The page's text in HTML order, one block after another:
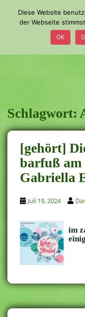
a
i
n
c
o
n
t
e
n
t
Schlagwort:
[gehört]
barfuß am
Gabriella
Juli 19, 2024
im
Diese Website
der Webseite
OK